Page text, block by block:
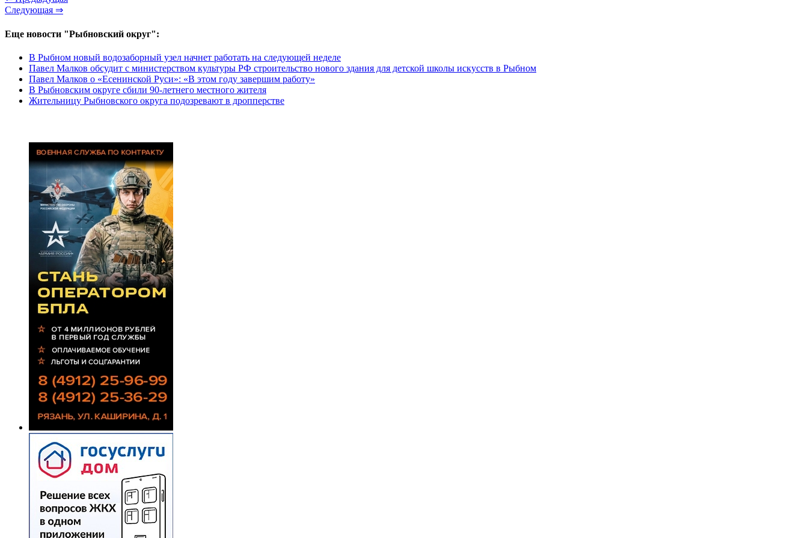
Следующая ⇒
Еще новости "Рыбновский округ":
В Рыбном новый водозаборный узел начнет работать на следующей неделе
Павел Малков обсудит с министерством культуры РФ строительство нового здания для детской школы искусств в Рыбном
Павел Малков о «Есенинской Руси»: «В этом году завершим работу»
В Рыбновским округе сбили 90-летнего местного жителя
Жительницу Рыбновского округа подозревают в дропперстве